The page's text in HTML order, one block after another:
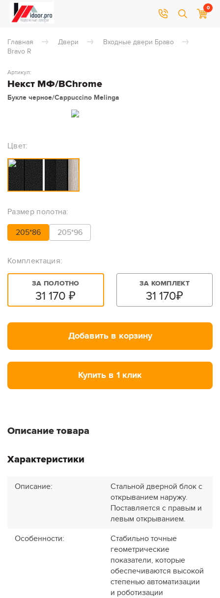
0
Главная Двери
Входные двери Браво
Bravo R
Некст МФ/BChrome
Артикул:
Букле черное/Cappuccino Melinga
Цвет:
Размер полотна:
205*86 205*96
Комплектация:
ЗА ПОЛОТНО
31 170 ₽
ЗА КОМПЛЕКТ
31 170₽
Добавить в корзину
Купить в 1 клик
Описание товара
Характеристики
Описание:
Стальной дверной блок с
открыванием наружу.
Поставляется с правым и
левым открыванием.
Особенности:
Стабильно точные
геометрические
показатели, которые
обеспечиваются высокой
степенью автоматизации
и роботизации